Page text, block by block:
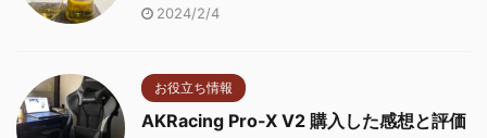
2024/2/4
お役立ち情報
AKRacing Pro-X V2 購入した感想と評価